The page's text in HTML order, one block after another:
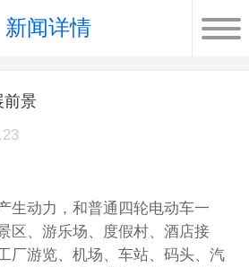
新闻详情
前景
生动力，和普通四轮电动车一
区、游乐场、度假村、酒店接
厂游览、机场、车站、码头、汽